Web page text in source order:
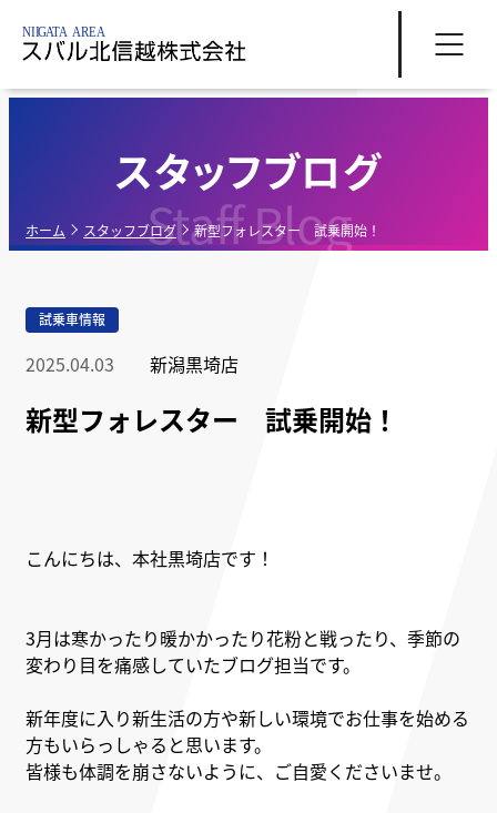
Staff Blog
スタッフブログ
ホーム スタッフブログ 新型フォレスター 試乗開始！
試乗車情報
2025.04.03 新潟黒埼店
新型フォレスター 試乗開始！
こんにちは、本社黒埼店です！
3月は寒かったり暖かかったり花粉と戦ったり、季節の
変わり目を痛感していたブログ担当です。
新年度に入り新生活の方や新しい環境でお仕事を始める
方もいらっしゃると思います。
皆様も体調を崩さないように、ご自愛くださいませ。